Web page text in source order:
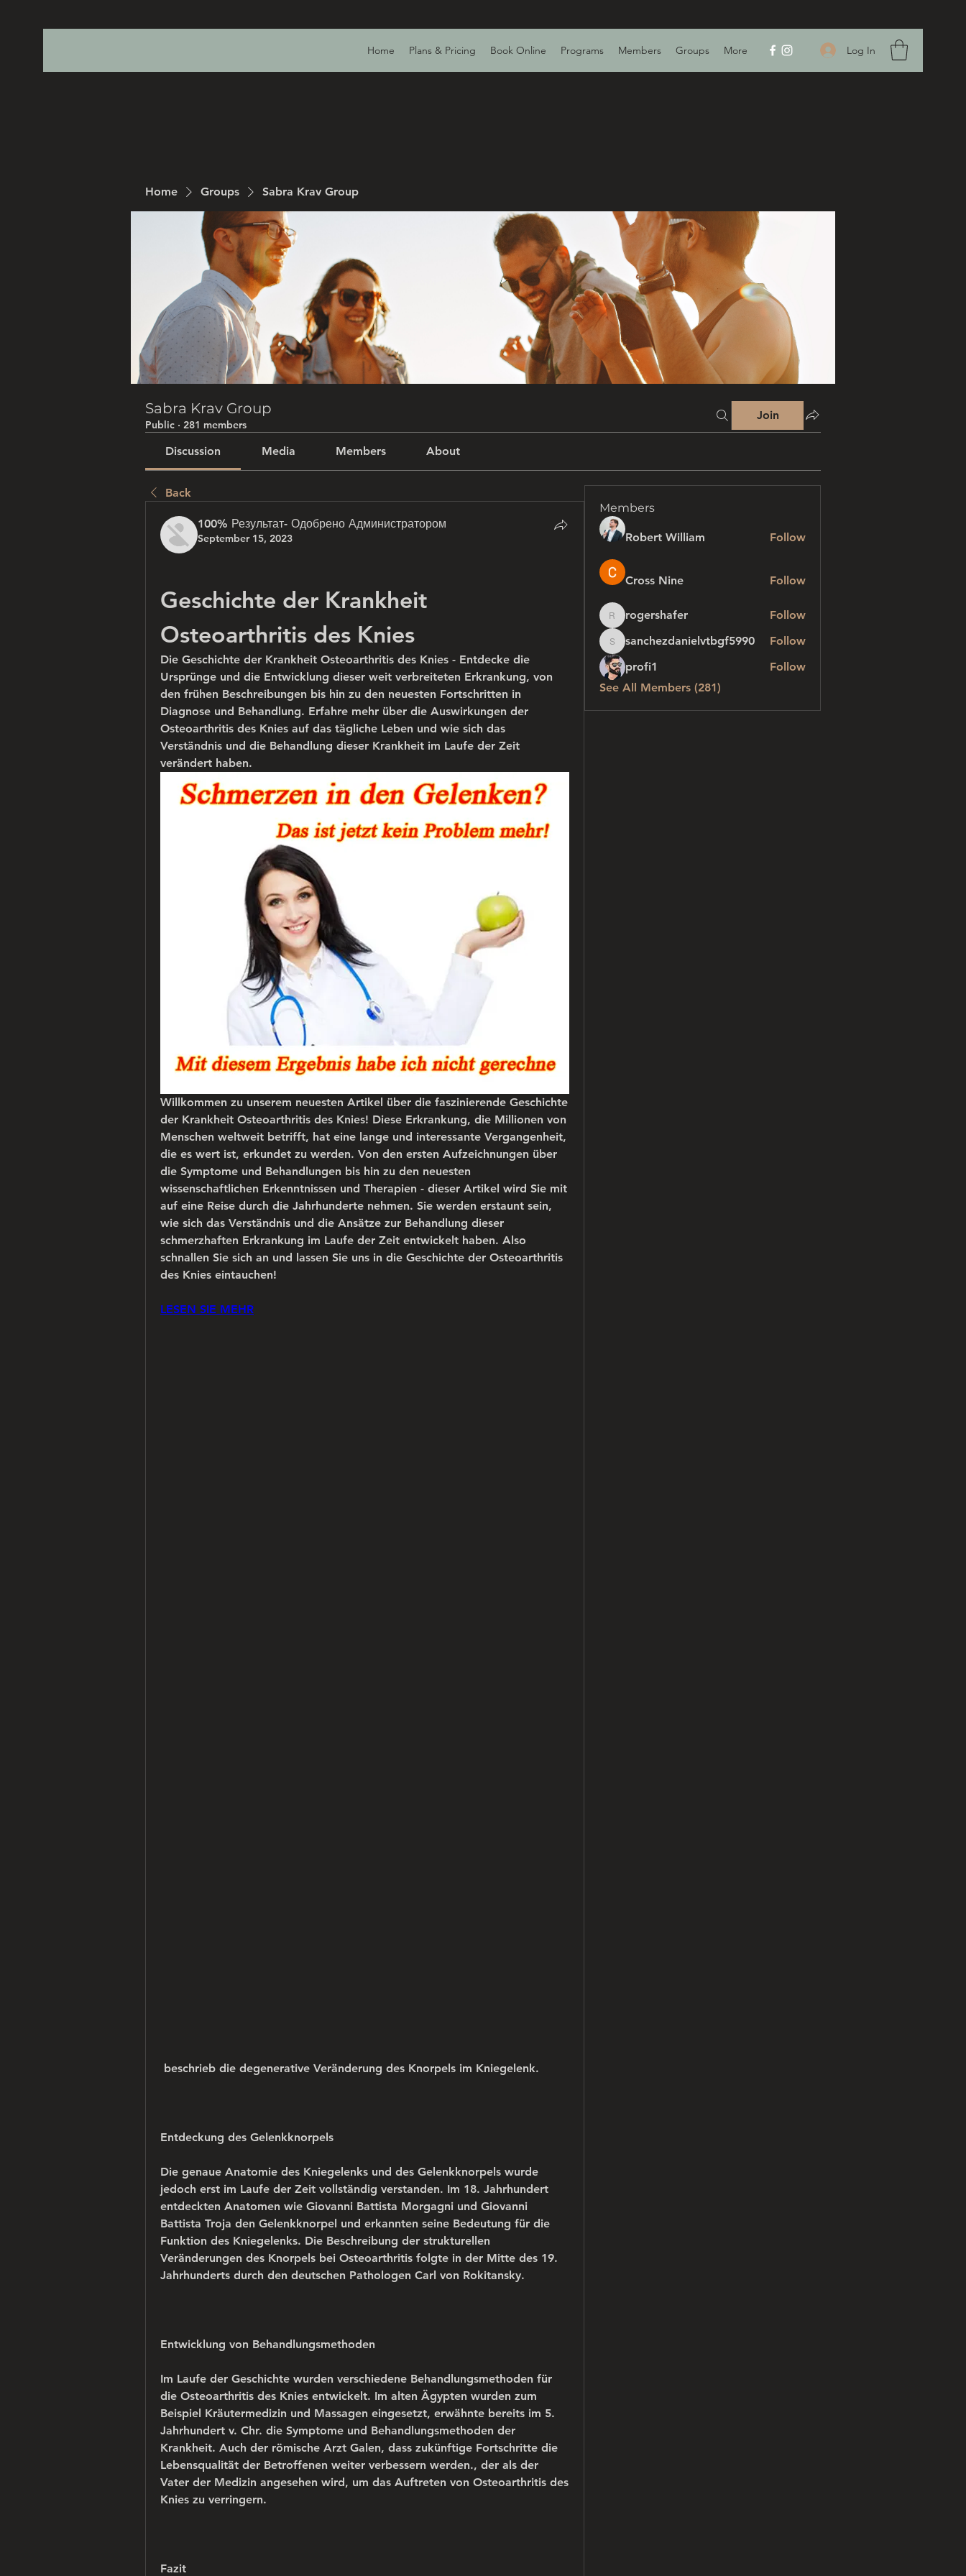
Home Plans & Pricing Book Online Programs Members Groups More Log In
Home Groups Sabra Krav Group
Sabra Krav Group
Public · 281 members
Join
Discussion Media Members About
Back
100% Результат- Одобрено Администратором
September 15, 2023
Geschichte der Krankheit
Osteoarthritis des Knies
Die Geschichte der Krankheit Osteoarthritis des Knies - Entdecke die
Ursprünge und die Entwicklung dieser weit verbreiteten Erkrankung, von
den frühen Beschreibungen bis hin zu den neuesten Fortschritten in
Diagnose und Behandlung. Erfahre mehr über die Auswirkungen der
Osteoarthritis des Knies auf das tägliche Leben und wie sich das
Verständnis und die Behandlung dieser Krankheit im Laufe der Zeit
verändert haben.
Willkommen zu unserem neuesten Artikel über die faszinierende Geschichte
der Krankheit Osteoarthritis des Knies! Diese Erkrankung, die Millionen von
Menschen weltweit betrifft, hat eine lange und interessante Vergangenheit,
die es wert ist, erkundet zu werden. Von den ersten Aufzeichnungen über
die Symptome und Behandlungen bis hin zu den neuesten
wissenschaftlichen Erkenntnissen und Therapien - dieser Artikel wird Sie mit
auf eine Reise durch die Jahrhunderte nehmen. Sie werden erstaunt sein,
wie sich das Verständnis und die Ansätze zur Behandlung dieser
schmerzhaften Erkrankung im Laufe der Zeit entwickelt haben. Also
schnallen Sie sich an und lassen Sie uns in die Geschichte der Osteoarthritis
des Knies eintauchen!
LESEN SIE MEHR
beschrieb die degenerative Veränderung des Knorpels im Kniegelenk.
Entdeckung des Gelenkknorpels
Die genaue Anatomie des Kniegelenks und des Gelenkknorpels wurde
jedoch erst im Laufe der Zeit vollständig verstanden. Im 18. Jahrhundert
entdeckten Anatomen wie Giovanni Battista Morgagni und Giovanni
Battista Troja den Gelenkknorpel und erkannten seine Bedeutung für die
Funktion des Kniegelenks. Die Beschreibung der strukturellen
Veränderungen des Knorpels bei Osteoarthritis folgte in der Mitte des 19.
Jahrhunderts durch den deutschen Pathologen Carl von Rokitansky.
Entwicklung von Behandlungsmethoden
Im Laufe der Geschichte wurden verschiedene Behandlungsmethoden für
die Osteoarthritis des Knies entwickelt. Im alten Ägypten wurden zum
Beispiel Kräutermedizin und Massagen eingesetzt, erwähnte bereits im 5.
Jahrhundert v. Chr. die Symptome und Behandlungsmethoden der
Krankheit. Auch der römische Arzt Galen, dass zukünftige Fortschritte die
Lebensqualität der Betroffenen weiter verbessern werden., der als der
Vater der Medizin angesehen wird, um das Auftreten von Osteoarthritis des
Knies zu verringern.
Fazit
Members
Robert William Follow
Cross Nine Follow
rogershafer
rogershafer Follow
sanchezdanielvtbgf5990
sanchezdanielvtbgf5990
Follow
profi1
Follow
See All Members (281)